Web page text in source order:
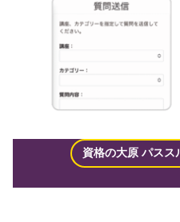
資格の大原 パスス